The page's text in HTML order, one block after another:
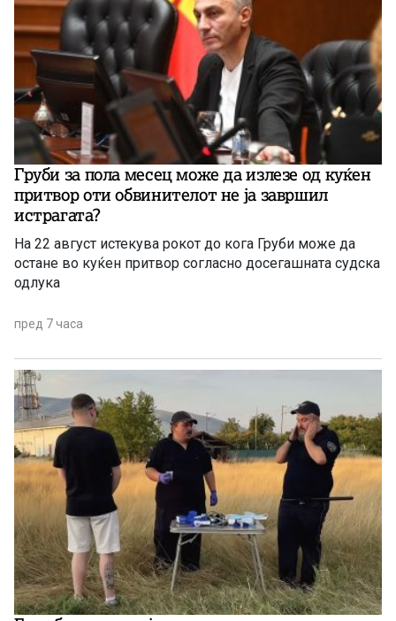
Груби за пола месец може да излезе од куќен
притвор оти обвинителот не ја завршил
истрагата?
На 22 август истекува рокот до кога Груби може да
остане во куќен притвор согласно досегашната судска
одлука
пред 7 часа